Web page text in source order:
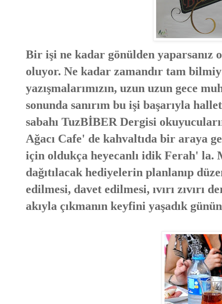
Bir işi ne kadar gönülden yaparsanız
oluyor. Ne kadar zamandır tam
yazışmalarımızın, uzun uzun gece
sonunda sanırım bu işi başarıyla
sabahı TuzBİBER Dergisi
Ağacı Cafe' de kahvaltıda bir araya
için oldukça heyecanlı idik Ferah' la.
dağıtılacak hediyelerin planlanıp
edilmesi, davet edilmesi, ıvırı zıvırı
akıyla çıkmanın keyfini yaşadık